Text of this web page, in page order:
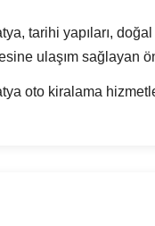
tarihi yapıları,
ulaşım sağlayan
oto kiralama